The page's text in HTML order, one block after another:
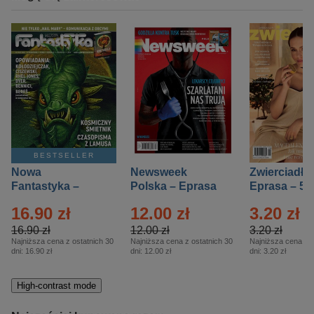
BESTSELLER
Nowa
Fantastyka –
16.90 zł
16.90 zł
Najniższa cena z ostatnich 30
dni: 16.90 zł
Newsweek
Polska – Eprasa
12.00 zł
12.00 zł
Najniższa cena z ostatnich 30
dni: 12.00 zł
Zwierciadło
Eprasa – 5/
3.20 zł
3.20 zł
Najniższa cena z
dni: 3.20 zł
High-contrast mode